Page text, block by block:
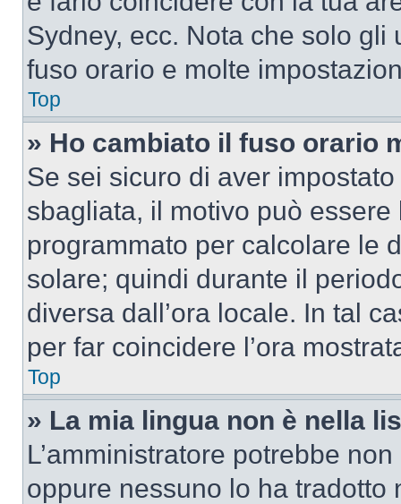
Sydney, ecc. Nota che solo
fuso orario e molte
Top
» Ho cambiato il fuso orario
Se sei sicuro di aver
sbagliata, il motivo può essere
programmato per calcolare le
solare; quindi durante il
diversa dall’ora locale. In tal
per far coincidere l’ora
Top
» La mia lingua non è nella
L’amministratore potrebbe
oppure nessuno lo ha